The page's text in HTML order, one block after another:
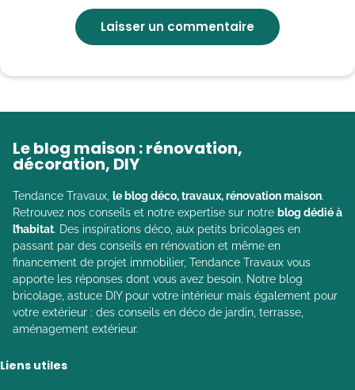
Le blog maison : rénovation,
décoration, DIY
Tendance Travaux, le blog déco, travaux, rénovation maison.
Retrouvez nos conseils et notre expertise sur notre blog dédié à
l’habitat. Des inspirations déco, aux petits bricolages en
passant par des conseils en rénovation et même en
financement de projet immobilier, Tendance Travaux vous
apporte les réponses dont vous avez besoin. Notre blog
bricolage, astuce DIY pour votre intérieur mais également pour
votre extérieur : des conseils en déco de jardin, terrasse,
aménagement extérieur.
Liens utiles